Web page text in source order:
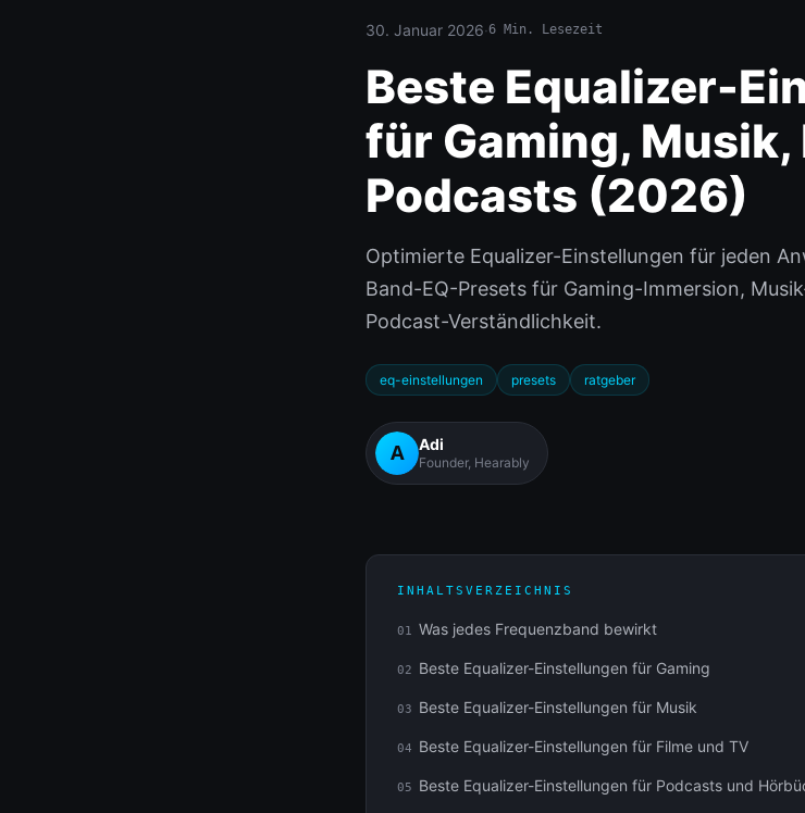
30. Januar 2026·6 Min. Lesezeit
Beste Equalizer-
für Gaming, Musik,
Podcasts (2026)
Optimierte Equalizer-Einstellungen für jeden
Band-EQ-Presets für Gaming-Immersion,
Podcast-Verständlichkeit.
eq-einstellungen presets ratgeber
Adi
Founder, Hearably
INHALTSVERZEICHNIS
01 Was jedes Frequenzband bewirkt
02 Beste Equalizer-Einstellungen für Gaming
03 Beste Equalizer-Einstellungen für Musik
04 Beste Equalizer-Einstellungen für Filme und TV
05 Beste Equalizer-Einstellungen für Podcasts und